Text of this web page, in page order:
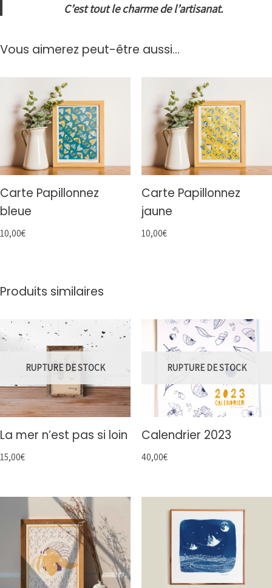
C’est tout le charme de l’artisanat.
Vous aimerez peut-être aussi…
Carte Papillonnez
bleue
10,00€
Carte Papillonnez
jaune
10,00€
Produits similaires
RUPTURE DE STOCK
La mer n’est pas si loin
15,00€
RUPTURE DE STOCK
Calendrier 2023
40,00€